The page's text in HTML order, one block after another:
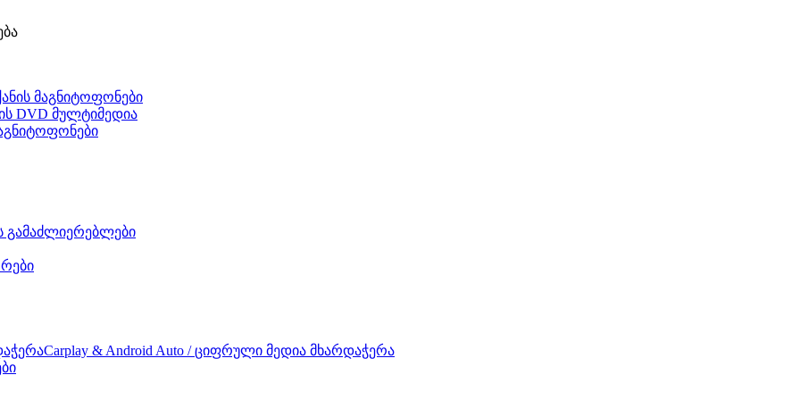
მაგნიტოფონები
DVD მულტიმედია
გამაძლიერებლები
Carplay & Android Auto / ციფრული მედია მხარდაჭერა